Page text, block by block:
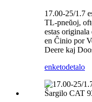
17.00-25/1.7
TL-pneŭoj,
estas
en Ĉinio por
Deere kaj
enketodetalo